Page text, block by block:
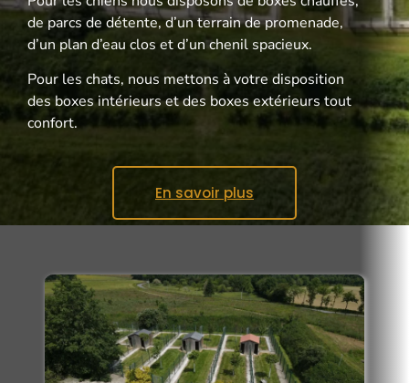
de parcs de détente, d’un terrain de promenade,
d’un plan d’eau clos et d’un chenil spacieux.
Pour les chats, nous mettons à votre disposition
des boxes intérieurs et des boxes extérieurs tout
confort.
En savoir plus